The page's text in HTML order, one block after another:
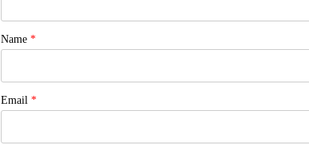
Name *
Email *